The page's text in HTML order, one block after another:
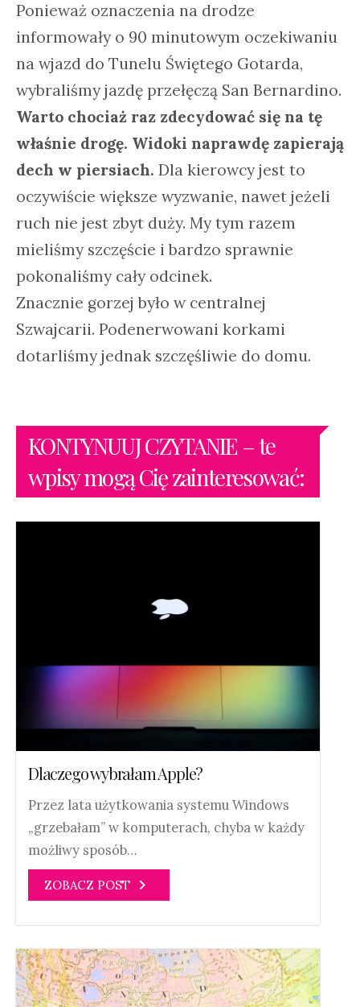
Ponieważ oznaczenia na drodze
informowały o 90 minutowym oczekiwaniu
na wjazd do Tunelu Świętego Gotarda,
wybraliśmy jazdę przełęczą San Bernardino.
Warto chociaż raz zdecydować się na tę
właśnie drogę. Widoki naprawdę zapierają
dech w piersiach. Dla kierowcy jest to
oczywiście większe wyzwanie, nawet jeżeli
ruch nie jest zbyt duży. My tym razem
mieliśmy szczęście i bardzo sprawnie
pokonaliśmy cały odcinek.
Znacznie gorzej było w centralnej
Szwajcarii. Podenerwowani korkami
dotarliśmy jednak szczęśliwie do domu.
KONTYNUUJ CZYTANIE – te
wpisy mogą Cię zainteresować:
Dlaczego wybrałam Apple?
Przez lata użytkowania systemu Windows
„grzebałam” w komputerach, chyba w każdy
możliwy sposób…
ZOBACZ POST